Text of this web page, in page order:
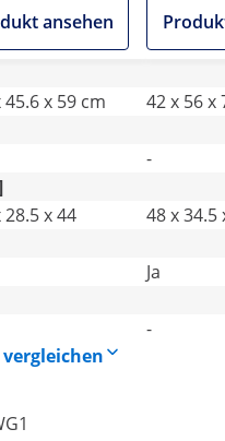
ansehen
45.6 x 59 cm
42 x 56 x
-
28.5 x 44
48 x 34.5
Ja
-